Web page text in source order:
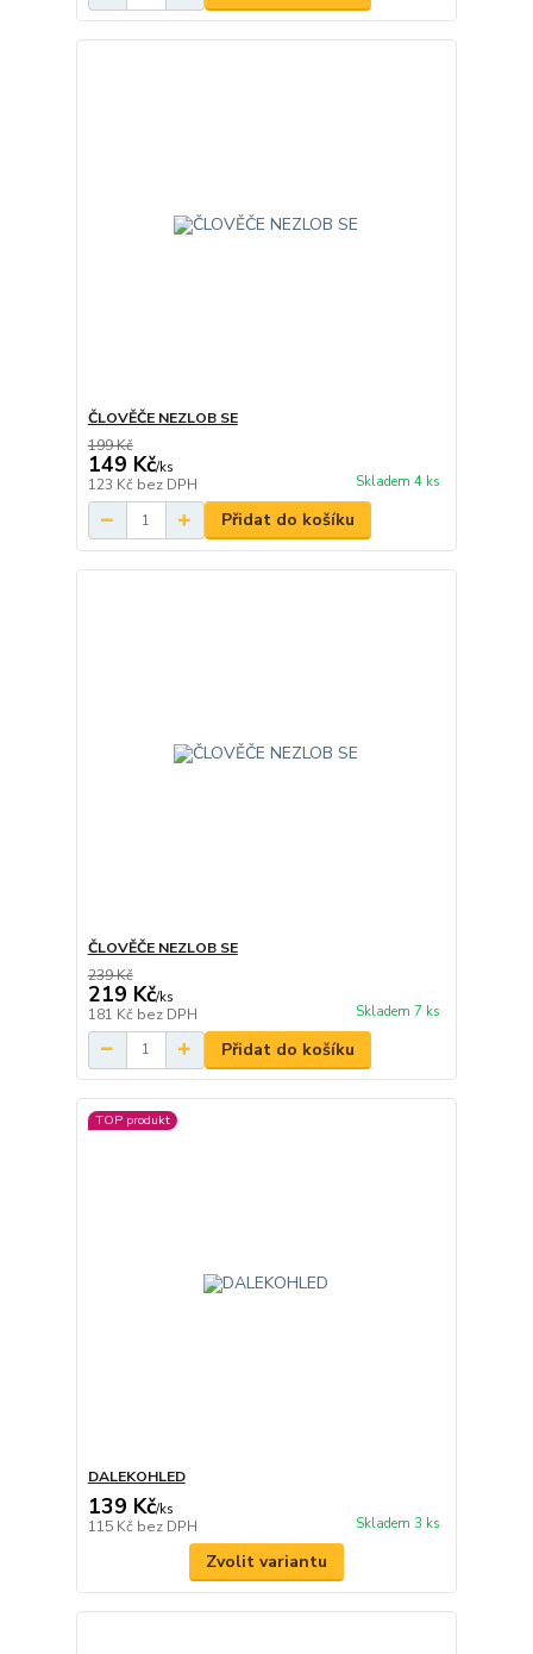
ČLOVĚČE NEZLOB SE
199 Kč
149 Kč/ks
123 Kč bez DPH Skladem 4 ks
Přidat do košíku
ČLOVĚČE NEZLOB SE
239 Kč
219 Kč/ks
181 Kč bez DPH Skladem 7 ks
Přidat do košíku
TOP produkt
DALEKOHLED
139 Kč/ks
115 Kč bez DPH Skladem 3 ks
Zvolit variantu